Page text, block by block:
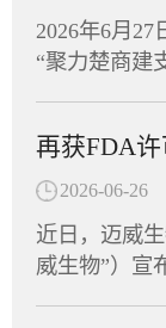
进入Ⅰ期临
物武汉分公
研究和药代
从实验室加
制，有望实
苗，包含编码
A序列，经脂
系统。其作
2026年6月
“聚力楚商建
动会开幕，
记庄光明致
员及企业家
同见证这一
刻。作为湖
极响应号召
2026-06-26
近日，迈威
威生物”）宣